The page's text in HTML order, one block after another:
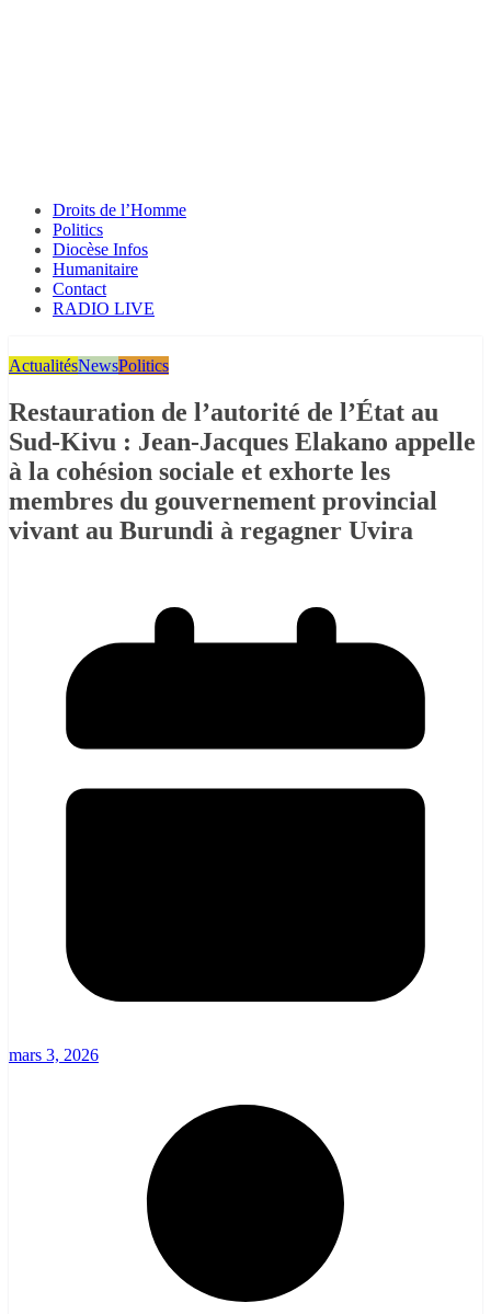
Droits de l’Homme
Politics
Diocèse Infos
Humanitaire
Contact
RADIO LIVE
ActualitésNewsPolitics
Restauration de l’autorité de l’État au
Sud-Kivu : Jean-Jacques Elakano appelle
à la cohésion sociale et exhorte les
membres du gouvernement provincial
vivant au Burundi à regagner Uvira
mars 3, 2026